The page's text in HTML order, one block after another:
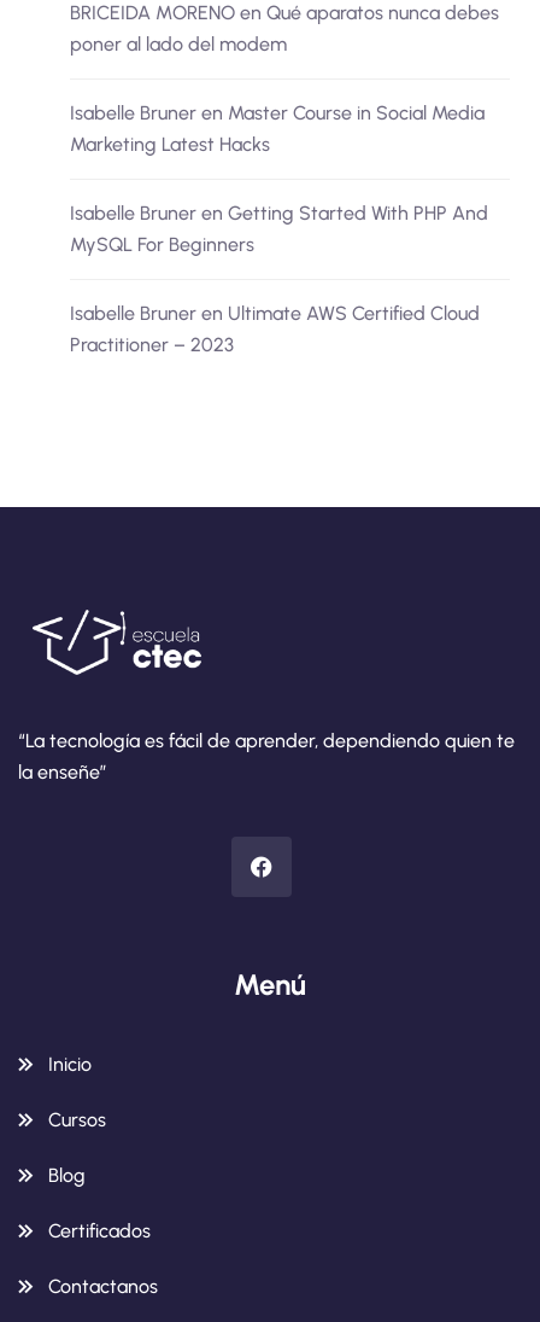
BRICEIDA MORENO en Qué aparatos nunca debes
poner al lado del modem
Isabelle Bruner en Master Course in Social Media
Marketing Latest Hacks
Isabelle Bruner en Getting Started With PHP And
MySQL For Beginners
Isabelle Bruner en Ultimate AWS Certified Cloud
Practitioner – 2023
“La tecnología es fácil de aprender, dependiendo quien te
la enseñe”
Menú
Inicio
Cursos
Blog
Certificados
Contactanos